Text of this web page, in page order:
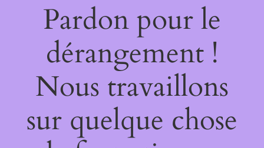
Pardon pour le
dérangement !
Nous travaillons
sur quelque chose